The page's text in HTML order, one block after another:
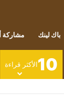
باك لينك مشاركة
10الأكثر قراءة